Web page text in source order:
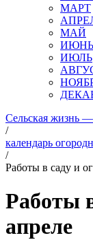
МАРТ
МАЙ
ИЮНЬ
ИЮЛЬ
Сельская жизнь —
/
календарь
/
Работы в саду и
Работы
апреле